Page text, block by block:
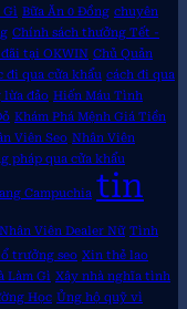
Gì Bữa Ăn 0 Đồng chuyên
Chính sách thưởng Tết -
tại OKWIN Chủ Quản
đi qua cửa khẩu cách đi qua
lừa đảo Hiến Máu Tình
Khám Phá Mệnh Giá Tiền
Viên Seo Nhân Viên
pháp qua cửa khẩu
Campuchia tin
Viên Dealer Nữ Tình
trưởng seo Xin thẻ lao
Làm Gì Xây nhà nghĩa tình
Học Ủng hộ quỹ vì